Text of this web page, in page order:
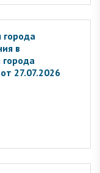
города
в
27.07.2026